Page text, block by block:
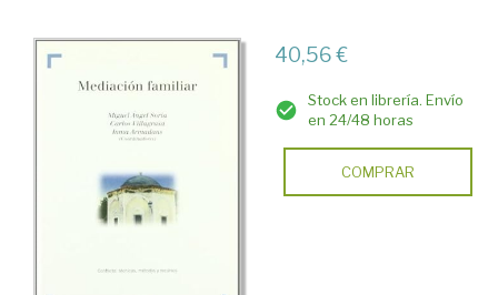
40,56 €
Stock en librería. Envío
en 24/48 horas
COMPRAR